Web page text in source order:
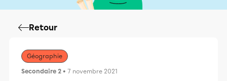
Retour
Géographie
Secondaire 2 • 7 novembre 2021